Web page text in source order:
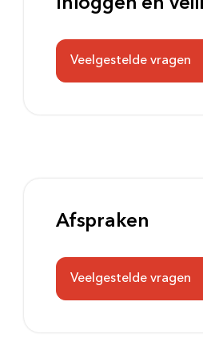
Inloggen en
Veelgestelde vragen
Afspraken
Veelgestelde vragen